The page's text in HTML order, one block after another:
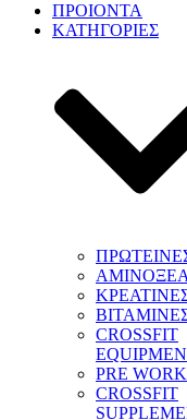
ΠΡΟΙΟΝΤΑ
ΚΑΤΗΓΟΡΙΕΣ
ΑΜΙΝΟΞΕΑ
CROSSFIT
PRE
CROSSFIT